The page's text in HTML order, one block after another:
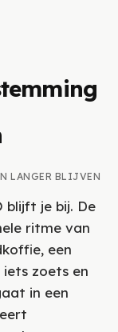
LANGER BLIJVEN
blijft je bij. De
ritme van
een
zoets en
in een